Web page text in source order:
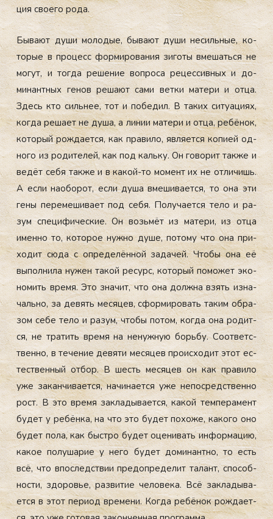
ция сво­его ро­да.
Бы­ва­ют ду­ши мо­лодые, бы­ва­ют ду­ши не­силь­ные, ко­
торые в про­цесс фор­ми­рова­ния зи­готы вме­шать­ся не
мо­гут, и тог­да ре­шение воп­ро­са ре­цес­сивных и до­
минан­тных ге­нов ре­ша­ют са­ми вет­ки ма­тери и от­ца.
Здесь кто силь­нее, тот и по­бедил. В та­ких си­ту­аци­ях,
ког­да ре­ша­ет не ду­ша, а ли­нии ма­тери и от­ца, ре­бёнок,
ко­торый рож­да­ет­ся, как пра­вило, яв­ля­ет­ся ко­пи­ей од­
но­го из ро­дите­лей, как под каль­ку. Он го­ворит так­же и
ве­дёт се­бя так­же и в ка­кой-то мо­мент их не от­ли­чишь.
А ес­ли на­обо­рот, ес­ли ду­ша вме­шива­ет­ся, то она эти
ге­ны пе­реме­шива­ет под се­бя. По­луча­ет­ся те­ло и ра­
зум спе­цифи­чес­кие. Он возь­мёт из ма­тери, из от­ца
имен­но то, ко­торое нуж­но ду­ше, по­тому что она при­
ходит сю­да с оп­ре­делён­ной за­дачей. Что­бы она её
вы­пол­ни­ла ну­жен та­кой ре­сурс, ко­торый по­может эко­
номить вре­мя. Это зна­чит, что она дол­жна взять из­на­
чаль­но, за де­вять ме­сяцев, сфор­ми­ровать та­ким об­ра­
зом се­бе те­ло и ра­зум, что­бы по­том, ког­да она ро­дит­
ся, не тра­тить вре­мя на не­нуж­ную борь­бу. Со­от­ветс­
твен­но, в те­чение де­вяти ме­сяцев про­ис­хо­дит этот ес­
тес­твен­ный от­бор. В шесть ме­сяцев он как пра­вило
уже за­кан­чи­ва­ет­ся, на­чина­ет­ся уже не­пос­редс­твен­но
рост. В это вре­мя зак­ла­дыва­ет­ся, ка­кой тем­пе­рамент
бу­дет у ре­бён­ка, на что это бу­дет по­хоже, ка­кого оно
бу­дет по­ла, как быс­тро бу­дет оце­нивать ин­форма­цию,
ка­кое по­луша­рие у не­го бу­дет до­минан­тно, то есть
всё, что впос­ледс­твии пре­доп­ре­делит та­лант, спо­соб­
ности, здо­ровье, раз­ви­тие че­лове­ка. Всё зак­ла­дыва­
ет­ся в этот пе­ри­од вре­мени. Ког­да ре­бёнок рож­да­ет­